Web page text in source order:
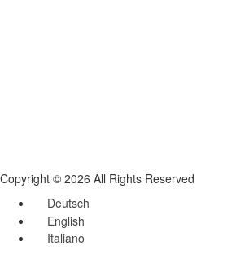
Copyright © 2026 All Rights Reserved
Deutsch
English
Italiano